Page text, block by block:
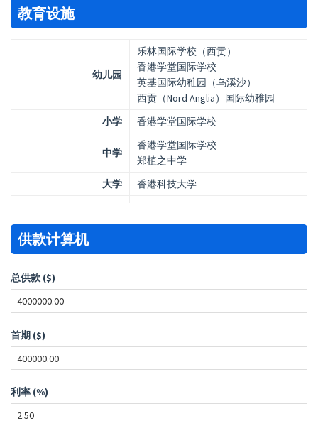
教育设施
幼儿园
乐林国际学校（西贡）
香港学堂国际学校
英基国际幼稚园（乌溪沙）
西贡（Nord Anglia）国际幼稚园
小学
香港学堂国际学校
中学
香港学堂国际学校
郑植之中学
大学
香港科技大学
供款计算机
总供款 ($)
首期 ($)
利率 (%)